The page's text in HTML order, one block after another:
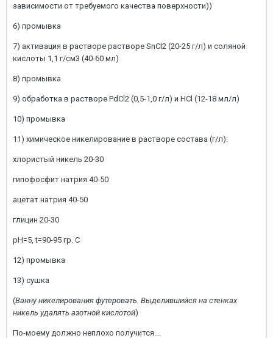
зависимости от требуемого качества поверхности))
6) промывка
7) активация в растворе растворе SnCl2 (20-25 г/л) и соляной
кислоты 1,1 г/см3 (40-60 мл)
8) промывка
9) обработка в растворе PdCl2 (0,5-1,0 г/л) и HCl (12-18 мл/л)
10) промывка
11) химическое никелирование в растворе состава (г/л):
хлористый никель 20-30
гипофосфит натрия 40-50
ацетат натрия 40-50
глицин 20-30
рН=5, t=90-95 гр. С
12) промывка
13) сушка
(Ванну никелирования футеровать. Выделившийся на стенках
никель удалять азотной кислотой)
По-моему должно неплохо получится...